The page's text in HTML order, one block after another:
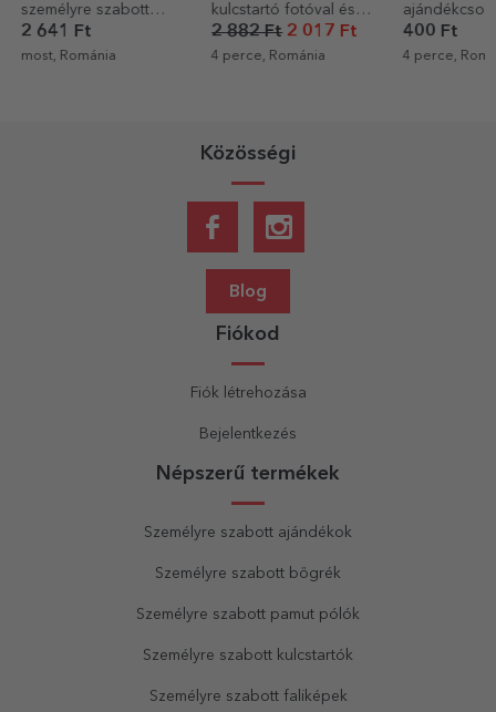
személyre szabott
szöveggel,
születésnapra - Arany
2 641 Ft
most, Románia
kulcstartó fotóval és
üzenettel
2 882 Ft2 017 Ft
4 perce, Románia
400 Ft
4 perce,
Közösségi
Blog
Fiókod
Fiók létrehozása
Bejelentkezés
Népszerű termékek
Személyre szabott ajándékok
Személyre szabott bögrék
Személyre szabott pamut pólók
Személyre szabott kulcstartók
Személyre szabott faliképek